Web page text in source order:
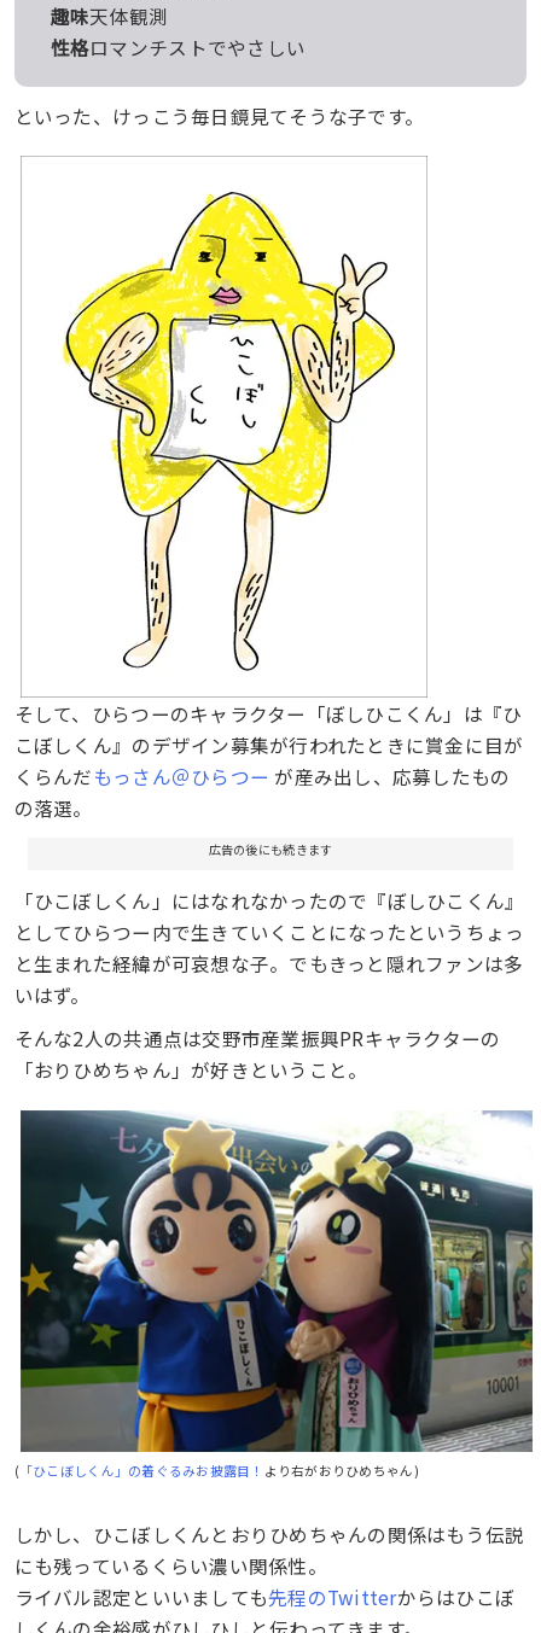
趣味天体観測
性格ロマンチストでやさしい
といった、けっこう毎日鏡見てそうな子です。
そして、ひらつーのキャラクター「ぼしひこくん」は『ひ
こぼしくん』のデザイン募集が行われたときに賞金に目が
くらんだもっさん＠ひらつー が産み出し、応募したもの
の落選。
広告の後にも続きます
「ひこぼしくん」にはなれなかったので『ぼしひこくん』
としてひらつー内で生きていくことになったというちょっ
と生まれた経緯が可哀想な子。でもきっと隠れファンは多
いはず。
そんな2人の共通点は交野市産業振興PRキャラクターの
「おりひめちゃん」が好きということ。
(「ひこぼしくん」の着ぐるみお披露目！ より右がおりひめちゃん)
しかし、ひこぼしくんとおりひめちゃんの関係はもう伝説
にも残っているくらい濃い関係性。
ライバル認定といいましても先程のTwitterからはひこぼ